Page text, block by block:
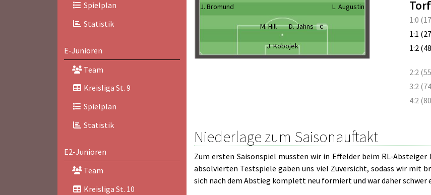
Spielplan
Statistik
E-Junioren
Team
Kreisliga St. 9
Spielplan
Statistik
E2-Junioren
Team
Kreisliga St. 10
J. Bromund L. Augustin
M. Hill D. Jahns C
J. Kobojek
1:0
1:1
1:2
2:2
3:2
4:2
Niederlage zum Saisonauftakt
Zum ersten Saisonspiel mussten wir in Effelder beim RL-
absolvierten Testspiele gaben uns viel Zuversicht, sodass wir mit
sich nach dem Abstieg komplett neu formiert und war daher schwer